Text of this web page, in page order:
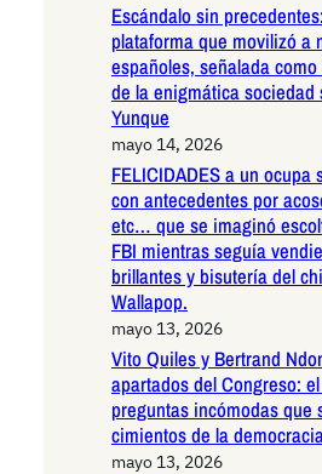
Escándalo sin
plataforma que movilizó a
españoles, señalada
de la enigmática sociedad
Yunque
mayo 14, 2026
FELICIDADES a un ocupa
con antecedentes por
etc… que se imaginó
FBI mientras seguía
brillantes y bisutería del
Wallapop.
mayo 13, 2026
Vito Quiles y Bertrand
apartados del Congreso:
preguntas incómodas que
cimientos de la
mayo 13, 2026